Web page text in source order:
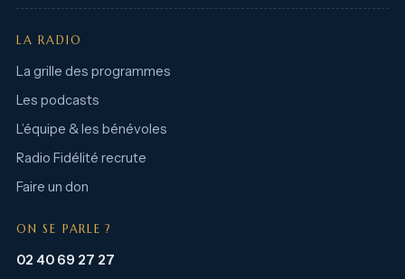
LA RADIO
La grille des programmes
Les podcasts
L’équipe & les bénévoles
Radio Fidélité recrute
Faire un don
ON SE PARLE ?
02 40 69 27 27